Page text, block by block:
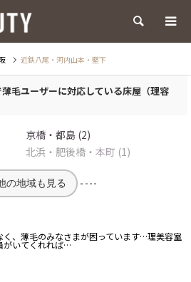
検索
近鉄八尾・河内山本・堅下
毛ユーザーに対応している床屋（理容
京橋・都島 (2)
北浜・肥後橋・本町 (1)
の地域も見る
、薄毛のみなさまが困っています…理美容室
がいてくれれば…